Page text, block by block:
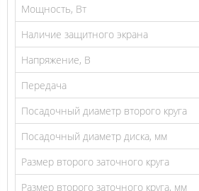
Мощность, Вт
Наличие защитного экрана
Напряжение, В
Передача
Посадочный диаметр второго круга
Посадочный диаметр диска, мм
Размер второго заточного круга
Размер второго заточного круга, мм